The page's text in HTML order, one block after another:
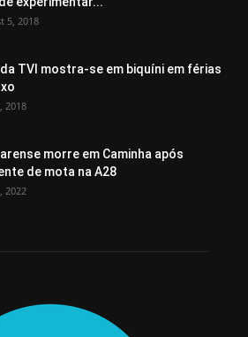
5, 2018
da TVI mostra-se em biquíni em férias
2018
morre em Caminha após
de mota na A28
2022